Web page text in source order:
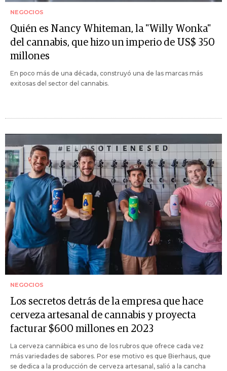
NEGOCIOS
Quién es Nancy Whiteman, la "Willy Wonka"
del cannabis, que hizo un imperio de US$ 350
millones
En poco más de una década, construyó una de las marcas más
exitosas del sector del cannabis.
NEGOCIOS
Los secretos detrás de la empresa que hace
cerveza artesanal de cannabis y proyecta
facturar $600 millones en 2023
La cerveza cannábica es uno de los rubros que ofrece cada vez
más variedades de sabores. Por ese motivo es que Bierhaus, que
se dedica a la producción de cerveza artesanal, salió a la cancha